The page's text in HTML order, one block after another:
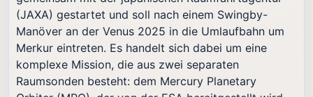
(JAXA) gestartet und soll nach einem Swingby-
Manöver an der Venus 2025 in die Umlaufbahn um
Merkur eintreten. Es handelt sich dabei um eine
komplexe Mission, die aus zwei separaten
Raumsonden besteht: dem Mercury Planetary